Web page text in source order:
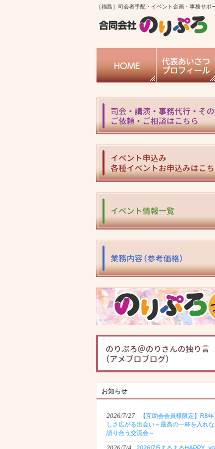
［福島］司会者手配・イベント企画・事務サ
お知らせ
2026/7/27
【互助会会員様限定】R8
しさ広がる出会い～最高の一杯を入れ
語り合う交流会～